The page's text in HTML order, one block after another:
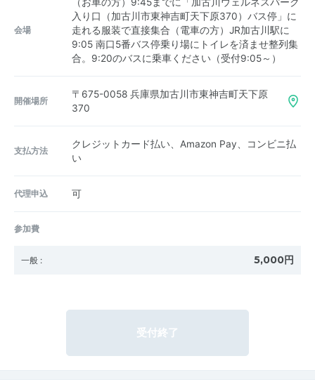
会場
入り口（加古川市東神吉町天下原370）バス停」に
走れる服装で直接集合（電車の方）JR加古川駅に
9:05 南口5番バス停乗り場にトイレを済ませ整列集
合。9:20のバスに乗車ください（受付9:05～）
開催場所
〒675-0058 兵庫県加古川市東神吉町天下原
370
支払方法
クレジットカード払い、Amazon Pay、コンビニ払
い
代理申込 可
参加費
一般 : 5,000円
受付終了